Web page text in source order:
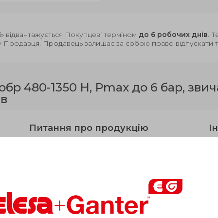
відвантажується Покупцеві терміном до 6 робочих днів.
Продавця. Продавець залишає за собою право відпускати
480-1350 Н, Рmax до 6 бар,
Питання про продукцію
h1≈
28 600 - 6.5 M 6